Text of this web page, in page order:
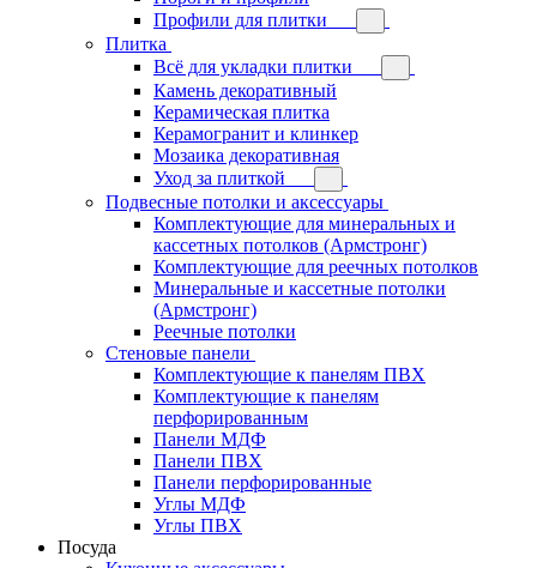
Профили для плитки
Плитка
Всё для укладки плитки
Камень декоративный
Керамическая плитка
Керамогранит и клинкер
Мозаика декоративная
Уход за плиткой
Подвесные потолки и аксессуары
Комплектующие для минеральных и
кассетных потолков (Армстронг)
Комплектующие для реечных потолков
Минеральные и кассетные потолки
(Армстронг)
Реечные потолки
Стеновые панели
Комплектующие к панелям ПВХ
Комплектующие к панелям
перфорированным
Панели МДФ
Панели ПВХ
Панели перфорированные
Углы МДФ
Углы ПВХ
Посуда